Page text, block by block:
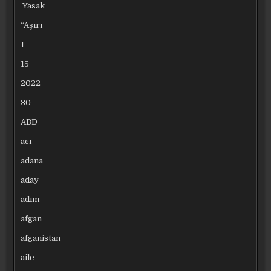
Yasak
“Aşırı
1
15
2022
30
ABD
acı
adana
aday
adım
afgan
afganistan
aile